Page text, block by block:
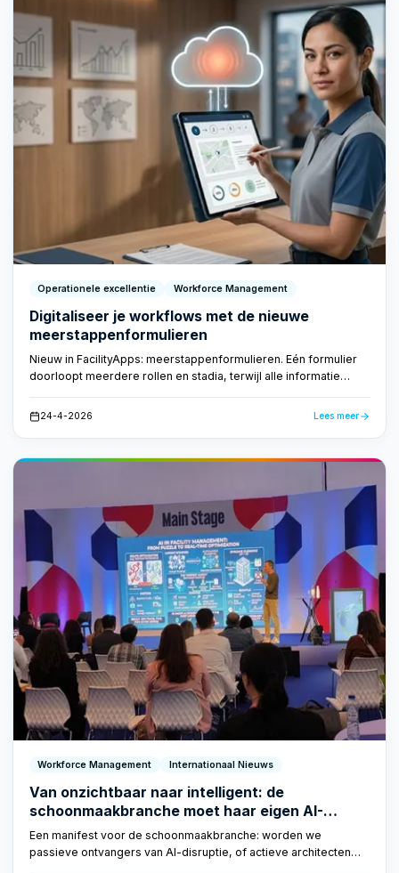
Operationele excellentie Workforce Management
Digitaliseer je workflows met de nieuwe
meerstappenformulieren
Nieuw in FacilityApps: meerstappenformulieren. Eén formulier
doorloopt meerdere rollen en stadia, terwijl alle informatie
mails — alleen een snelle, transparante workflow.
24-4-2026 Lees meer
Workforce Management Internationaal Nieuws
Van onzichtbaar naar intelligent: de
schoonmaakbranche moet haar eigen AI-
toekomst vormgeven
Een manifest voor de schoonmaakbranche: worden we
passieve ontvangers van AI-disruptie, of actieve architecten